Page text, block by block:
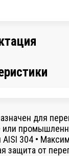
для
304 •
защита от